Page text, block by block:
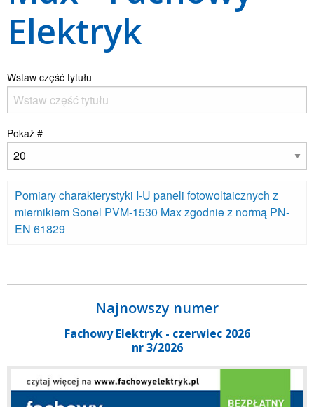
Elektryk
Wstaw część tytułu
Pokaż #
Pomiary charakterystyki I-U paneli fotowoltaicznych z
miernikiem Sonel PVM-1530 Max zgodnie z normą PN-
EN 61829
Najnowszy numer
Fachowy Elektryk - czerwiec 2026
nr 3/2026